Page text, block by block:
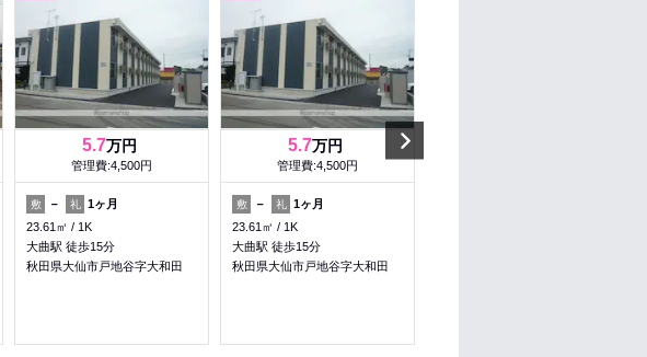
5.7万円
管理費:4,500円
敷 － 礼 1ヶ月
23.61㎡
1K
大曲駅 徒歩15分
秋田県大仙市戸地谷字大和田
5.7万円
管理費:4,500円
敷 － 礼 1ヶ月
23.61㎡
1K
大曲駅 徒歩15分
秋田県大仙市戸地谷字大和田